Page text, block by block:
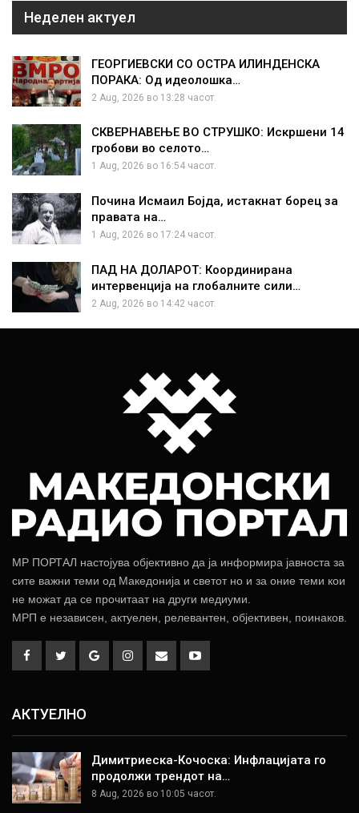
Неделен актуел
ГЕОРГИЕВСКИ СО ОСТРА ИЛИНДЕНСКА
ПОРАКА: Од идеолошка…
2 Aug, 2026 во 13:28 часот.
СКВЕРНАВЕЊЕ ВО СТРУШКО: Искршени 14
гробови во селото…
1 Aug, 2026 во 16:54 часот.
Почина Исмаил Бојда, истакнат борец за
правата на…
1 Aug, 2026 во 17:24 часот.
ПАД НА ДОЛАРОТ: Координирана
интервенција на глобалните сили…
2 Aug, 2026 во 14:42 часот.
МР ПОРТАЛ настојува објективно да ја информира јавноста за
сите важни теми од Македонија и светот но и за оние теми кои
не можат да се прочитаат на други медиуми.
МРП е независен, актуелен, релевантен, објективен, поинаков.
АКТУЕЛНО
Димитриеска-Кочоска: Инфлацијата го
продолжи трендот на…
8 Aug, 2026 во 10:05 часот.